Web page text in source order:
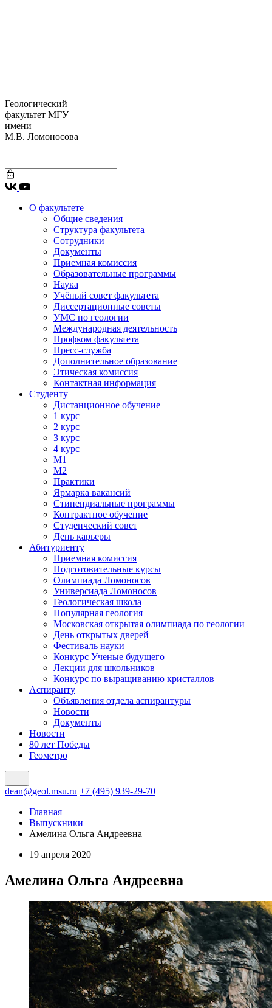
Геологический
факультет МГУ
имени
М.В. Ломоносова
О факультете
Общие сведения
Структура факультета
Сотрудники
Документы
Приемная комиссия
Образовательные программы
Наука
Учёный совет факультета
Диссертационные советы
УМС по геологии
Международная деятельность
Профком факультета
Пресс-служба
Дополнительное образование
Этическая комиссия
Контактная информация
Студенту
Дистанционное обучение
1 курс
2 курс
3 курс
4 курс
М1
М2
Практики
Ярмарка вакансий
Стипендиальные программы
Контрактное обучение
Студенческий совет
День карьеры
Абитуриенту
Приемная комиссия
Подготовительные курсы
Олимпиада Ломоносов
Универсиада Ломоносов
Геологическая школа
Популярная геология
Московская открытая олимпиада по геологии
День открытых дверей
Фестиваль науки
Конкурс Ученые будущего
Лекции для школьников
Конкурс по выращиванию кристаллов
Аспиранту
Объявления отдела аспирантуры
Новости
Документы
Новости
80 лет Победы
Геометро
dean@geol.msu.ru +7 (495) 939-29-70
Главная
Выпускники
Амелина Ольга Андреевна
19 апреля 2020
Амелина Ольга Андреевна